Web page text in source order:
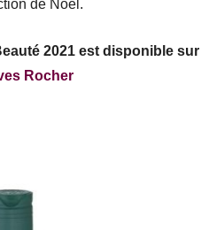
de Noël.
2021 est disponible sur
Rocher